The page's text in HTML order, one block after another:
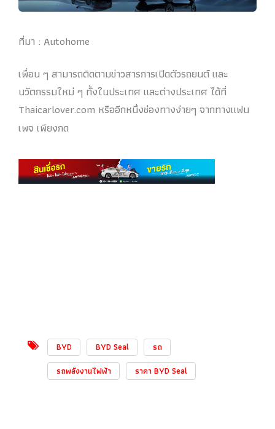
ที่มา : Autohome
เพื่อน ๆ สามารถติดตามข่าวสารการเปิดตัวรถยนต์ และ
นวัตกรรมใหม่ ๆ ทั้งในประเทศ และต่างประเทศ ได้ที่
Thaicarlover.com หรืออีกหนึ่งช่องทางง่ายๆ จากทางแฟน
เพจ เพียงกด
BYD BYD Seal
รถ
รถพลังงานไฟฟ้า
ราคา BYD Seal